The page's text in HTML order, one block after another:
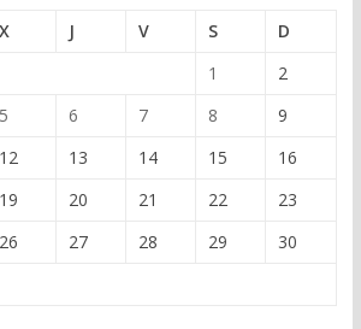
X J V S
D
1
2
5 6 7 8
9
12 13 14 15
16
19 20 21 22
23
26 27 28 29
30